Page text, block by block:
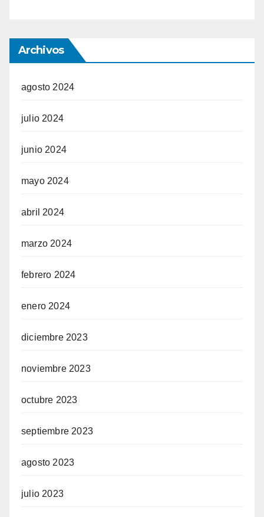
Archivos
agosto 2024
julio 2024
junio 2024
mayo 2024
abril 2024
marzo 2024
febrero 2024
enero 2024
diciembre 2023
noviembre 2023
octubre 2023
septiembre 2023
agosto 2023
julio 2023